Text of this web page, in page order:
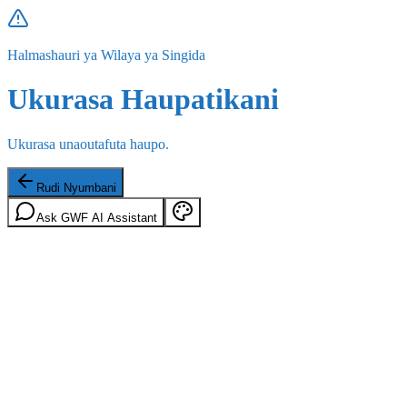
Halmashauri ya Wilaya ya Singida
Ukurasa Haupatikani
Ukurasa unaoutafuta haupo.
Rudi Nyumbani
Ask GWF AI Assistant